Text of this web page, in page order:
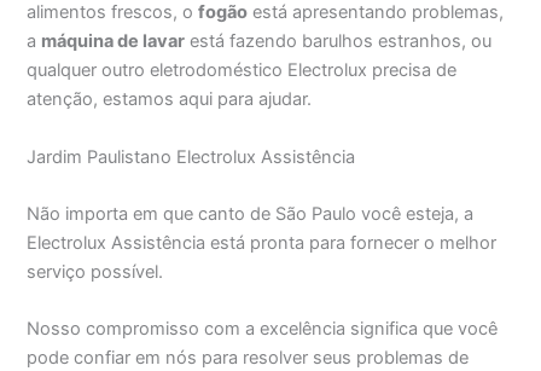
alimentos frescos, ofogão está apresentando problemas,
a máquina de lavar está fazendo barulhos estranhos, ou
qualquer outro eletrodoméstico Electrolux precisa de
atenção, estamos aqui para ajudar.
Jardim Paulistano Electrolux Assistência
Não importa em que canto de São Paulo você esteja, a
Electrolux Assistência está pronta para fornecer o melhor
serviço possível.
Nosso compromisso com a excelência significa que você
pode confiar em nós para resolver seus problemas de